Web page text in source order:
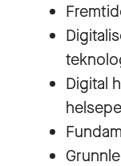
Digital